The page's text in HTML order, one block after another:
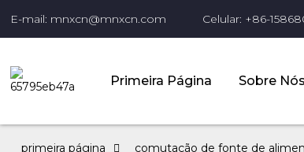
E-mail: mnxcn@mnxcn.com Celular: +86-
Primeira Página Sobre Nós
primeira página comutação de fonte de